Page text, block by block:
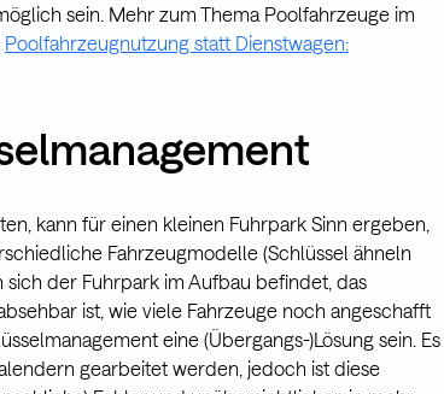
sein. Mehr zum Thema Poolfahrzeuge im
Poolfahrzeugnutzung statt Dienstwagen:
kann für einen kleinen Fuhrpark Sinn ergeben,
Fahrzeugmodelle (Schlüssel ähneln
der Fuhrpark im Aufbau befindet, das
ist, wie viele Fahrzeuge noch angeschafft
eine (Übergangs-)Lösung sein. Es
gearbeitet werden, jedoch ist diese